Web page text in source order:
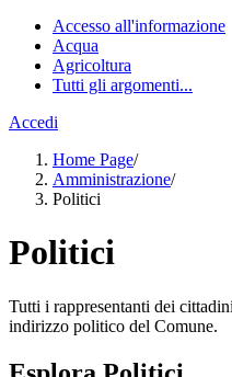
Accesso all'informazione
Acqua
Agricoltura
Tutti gli argomenti...
Accedi
Home Page/
Amministrazione/
Politici
Politici
Tutti i rappresentanti dei
indirizzo politico del Comune.